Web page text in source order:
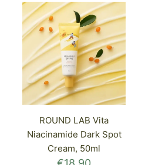
ROUND LAB Vita
Niacinamide Dark Spot
Cream, 50ml